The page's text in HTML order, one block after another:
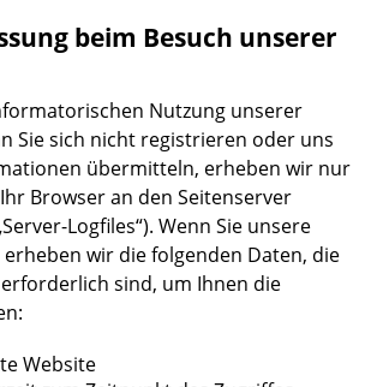
beim Besuch unserer
Nutzung unserer
Sie sich nicht registrieren oder uns
übermitteln, erheben wir nur
Browser an den Seitenserver
Logfiles“). Wenn Sie unsere
wir die folgenden Daten, die
sind, um Ihnen die
Website